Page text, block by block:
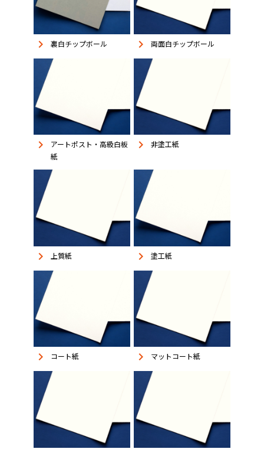
keyboard_arrow_right 裏白チップボール keyboard_arrow_right 両面白チップボール
keyboard_arrow_right
アートポスト・高級白板
紙
keyboard_arrow_right 非塗工紙
keyboard_arrow_right 上質紙 keyboard_arrow_right 塗工紙
keyboard_arrow_right コート紙 keyboard_arrow_right マットコート紙